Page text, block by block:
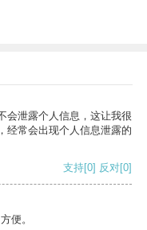
会泄露个人信息，这让我很
经常会出现个人信息泄露的
支持[0] 反对[0]
便。